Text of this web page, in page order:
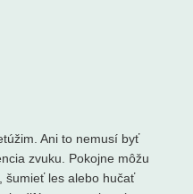
Ani to nemusí byť
zvuku. Pokojne môžu
šumieť les alebo hučať